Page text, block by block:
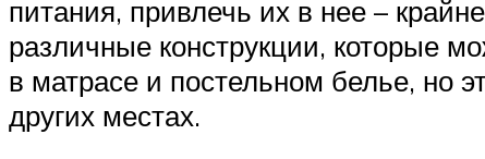
питания, привлечь их в нее –
различные конструкции, которые
в матрасе и постельном белье, но
других местах.